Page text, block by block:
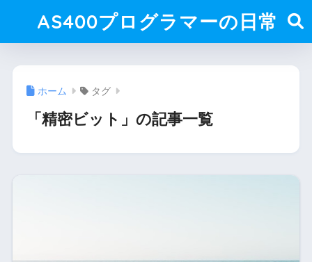
AS400プログラマーの日常
ホーム タグ
「精密ビット」の記事一覧